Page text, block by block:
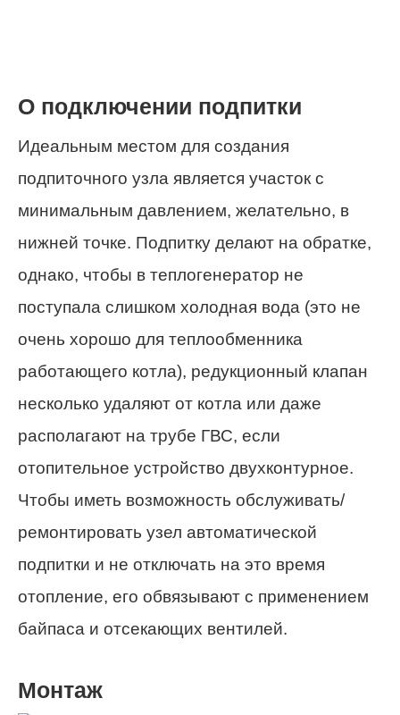
О подключении подпитки
Идеальным местом для создания
подпиточного узла является участок с
минимальным давлением, желательно, в
нижней точке. Подпитку делают на обратке,
однако, чтобы в теплогенератор не
поступала слишком холодная вода (это не
очень хорошо для теплообменника
работающего котла), редукционный клапан
несколько удаляют от котла или даже
располагают на трубе ГВС, если
отопительное устройство двухконтурное.
Чтобы иметь возможность обслуживать/
ремонтировать узел автоматической
подпитки и не отключать на это время
отопление, его обвязывают с применением
байпаса и отсекающих вентилей.
Монтаж